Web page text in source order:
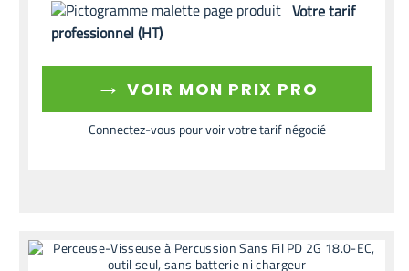
Votre tarif
professionnel (HT)
→ VOIR MON PRIX PRO
Connectez-vous pour voir votre tarif négocié